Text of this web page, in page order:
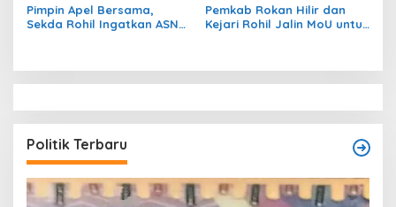
Pimpin Apel Bersama,
Sekda Rohil Ingatkan ASN
Pemkab Rokan Hilir dan
Kejari Rohil Jalin MoU untuk
Politik Terbaru